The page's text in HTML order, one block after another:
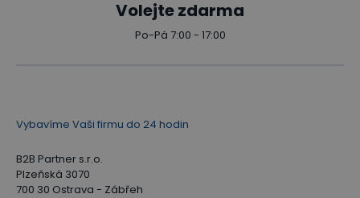
Volejte zdarma
Po-Pá 7:00 - 17:00
Vybavíme Vaši firmu do 24 hodin
B2B Partner s.r.o.
Plzeňská 3070
700 30 Ostrava - Zábřeh